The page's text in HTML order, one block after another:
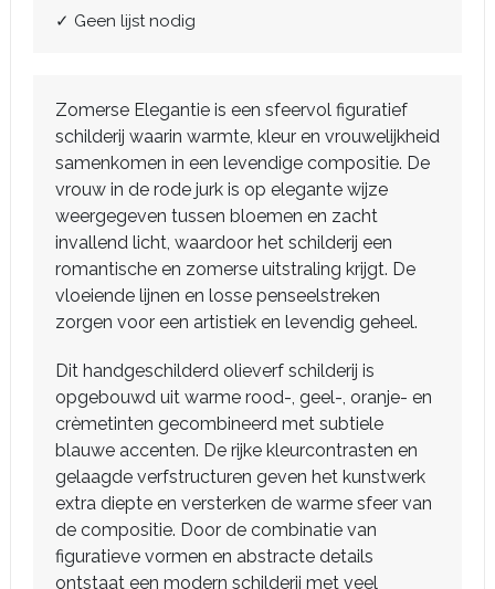
✓ Geen lijst nodig
Zomerse Elegantie is een sfeervol figuratief
schilderij waarin warmte, kleur en vrouwelijkheid
samenkomen in een levendige compositie. De
vrouw in de rode jurk is op elegante wijze
weergegeven tussen bloemen en zacht
invallend licht, waardoor het schilderij een
romantische en zomerse uitstraling krijgt. De
vloeiende lijnen en losse penseelstreken
zorgen voor een artistiek en levendig geheel.
Dit handgeschilderd olieverf schilderij is
opgebouwd uit warme rood-, geel-, oranje- en
crèmetinten gecombineerd met subtiele
blauwe accenten. De rijke kleurcontrasten en
gelaagde verfstructuren geven het kunstwerk
extra diepte en versterken de warme sfeer van
de compositie. Door de combinatie van
figuratieve vormen en abstracte details
ontstaat een modern schilderij met veel